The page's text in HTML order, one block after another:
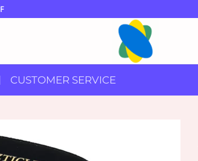
CUSTOMER SERVICE